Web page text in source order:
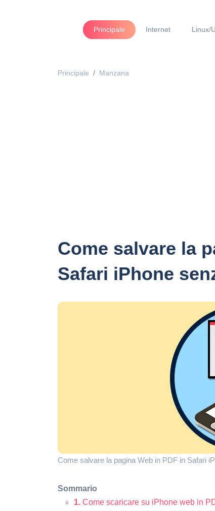
Principale Internet Linux/
Principale Manzana
Come salvare la
Safari iPhone
Come salvare la pagina Web in PDF in Safari
Sommario
1. Come scaricare su iPhone web in